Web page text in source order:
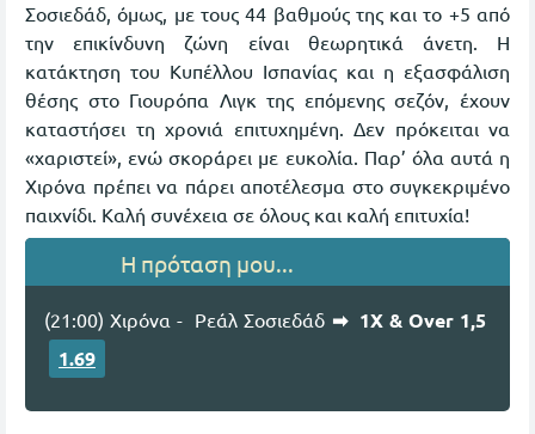
Σοσιεδάδ, όμως, με τους 44 βαθμούς της και το +5 από
την επικίνδυνη ζώνη είναι θεωρητικά άνετη. Η
κατάκτηση του Κυπέλλου Ισπανίας και η εξασφάλιση
θέσης στο Γιουρόπα Λιγκ της επόμενης σεζόν, έχουν
καταστήσει τη χρονιά επιτυχημένη. Δεν πρόκειται να
«χαριστεί», ενώ σκοράρει με ευκολία. Παρ’ όλα αυτά η
Χιρόνα πρέπει να πάρει αποτέλεσμα στο συγκεκριμένο
παιχνίδι. Καλή συνέχεια σε όλους και καλή επιτυχία!
Η πρόταση μου...
(21:00) Χιρόνα - Ρεάλ Σοσιεδάδ ➡ 1Χ & Over 1,5
1.69